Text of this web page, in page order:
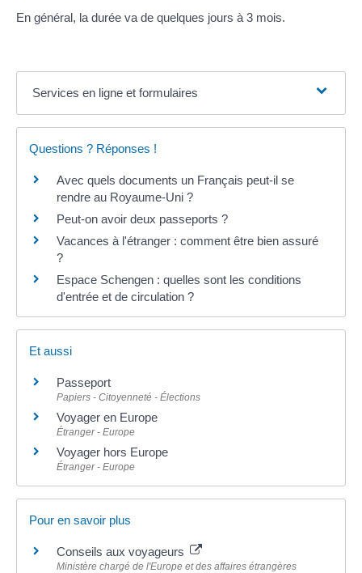
En général, la durée va de quelques jours à 3 mois.
Services en ligne et formulaires
Questions ? Réponses !
Avec quels documents un Français peut-il se
rendre au Royaume-Uni ?
Peut-on avoir deux passeports ?
Vacances à l'étranger : comment être bien assuré
?
Espace Schengen : quelles sont les conditions
d'entrée et de circulation ?
Et aussi
Passeport
Papiers - Citoyenneté - Élections
Voyager en Europe
Étranger - Europe
Voyager hors Europe
Étranger - Europe
Pour en savoir plus
Conseils aux voyageurs
Ministère chargé de l'Europe et des affaires étrangères